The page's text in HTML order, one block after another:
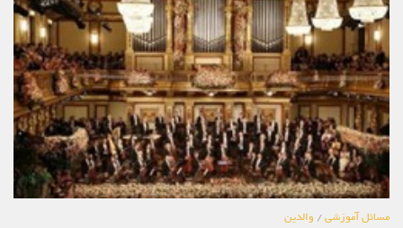
مسائل آموزشی/والدین